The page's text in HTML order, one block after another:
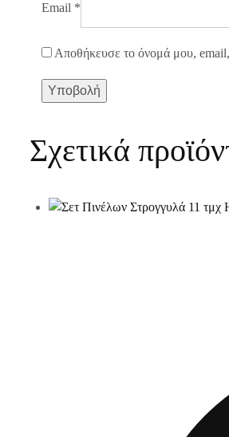
Email *
Αποθήκευσε το όνομά μου, email,
Σχετικά